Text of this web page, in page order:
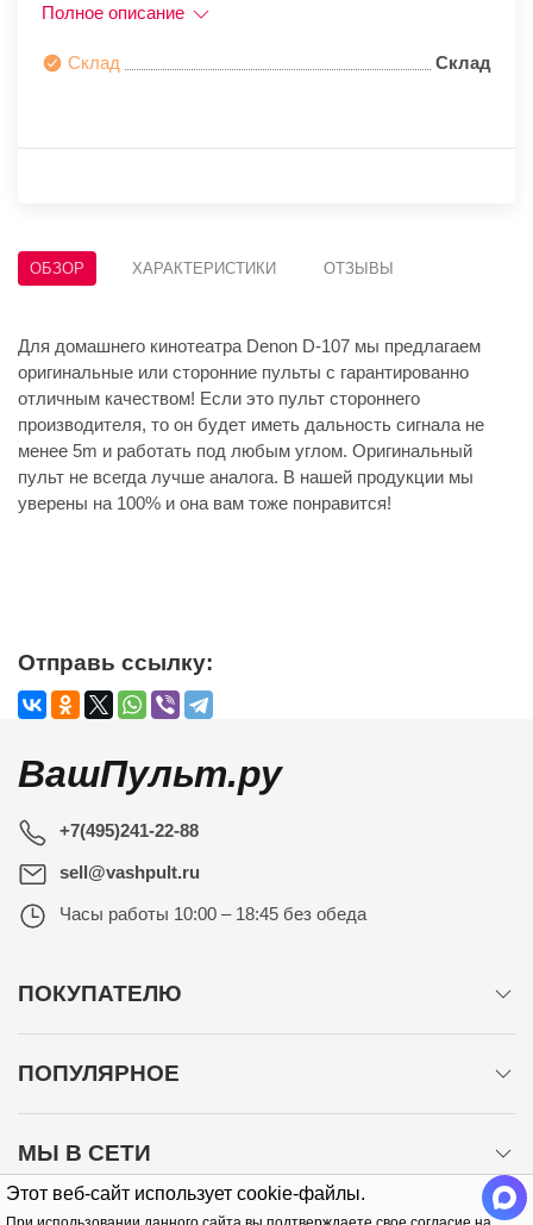
Этот веб-сайт использует cookie-файлы.
Полное описание
Склад Склад
ОБЗОР ХАРАКТЕРИСТИКИ ОТЗЫВЫ
Для домашнего кинотеатра Denon D-107 мы предлагаем
оригинальные или сторонние пульты с гарантированно
отличным качеством! Если это пульт стороннего
производителя, то он будет иметь дальность сигнала не
менее 5m и работать под любым углом. Оригинальный
пульт не всегда лучше аналога. В нашей продукции мы
уверены на 100% и она вам тоже понравится!
Отправь ссылку:
ВашПульт.ру
+7(495)241-22-88
sell@vashpult.ru
Часы работы 10:00 – 18:45 без обеда
ПОКУПАТЕЛЮ
ПОПУЛЯРНОЕ
МЫ В СЕТИ